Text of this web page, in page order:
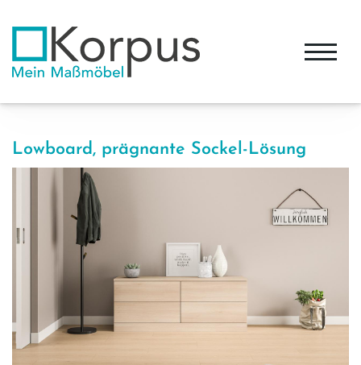
Lowboard, prägnante Sockel-Lösung